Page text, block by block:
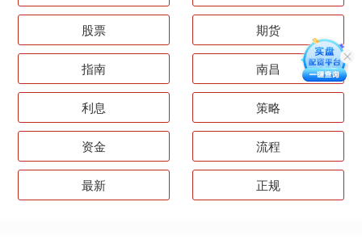
股票 期货
指南 南昌
利息 策略
资金 流程
最新 正规